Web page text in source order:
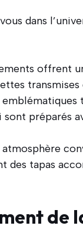
dans
offrent
préparés
atmosphère
tapas
de